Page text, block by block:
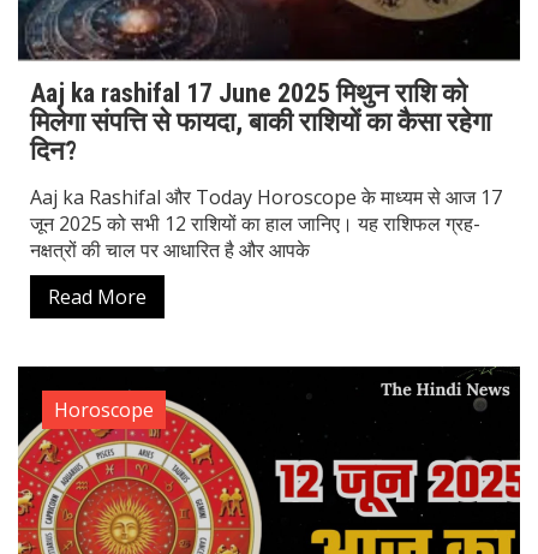
Aaj ka rashifal 17 June 2025 मिथुन राशि को
मिलेगा संपत्ति से फायदा, बाकी राशियों का कैसा रहेगा
दिन?
Aaj ka Rashifal और Today Horoscope के माध्यम से आज 17
जून 2025 को सभी 12 राशियों का हाल जानिए। यह राशिफल ग्रह-
नक्षत्रों की चाल पर आधारित है और आपके
Read More
Horoscope